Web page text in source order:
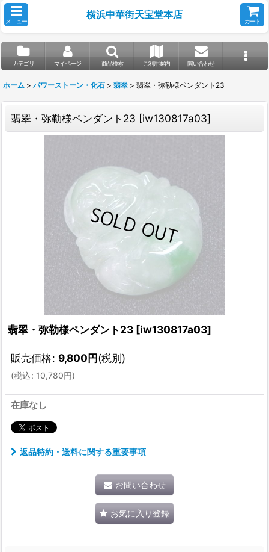
メニュー
横浜中華街天宝堂本店
カート
カテゴリ マイページ 商品検索 ご利用案内 問い合わせ
ホーム > パワーストーン・化石 > 翡翠 > 翡翠・弥勒様ペンダント23
翡翠・弥勒様ペンダント23 [iw130817a03]
翡翠・弥勒様ペンダント23 [iw130817a03]
販売価格: 9,800円(税別)
(税込: 10,780円)
在庫なし
返品特約・送料に関する重要事項
お問い合わせ
お気に入り登録